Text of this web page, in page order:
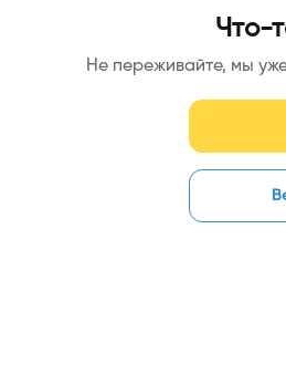
Что-
Не переживайте, мы